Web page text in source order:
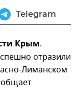
Telegram
Крым.
отразили
Лиманском